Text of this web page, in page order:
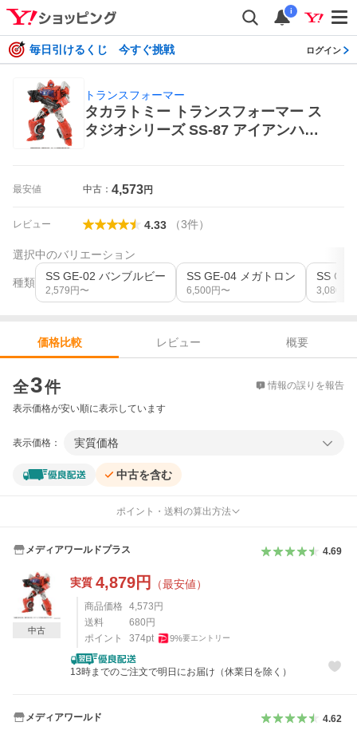
i
毎日引けるくじ 今すぐ挑戦 ログイン
トランスフォーマー
タカラトミー トランスフォーマー ス
タジオシリーズ SS-87 アイアンハイ
最安値 中古： 4,573円
レビュー 4.33 （3件）
選択中のバリエーション
種類 SS GE-02 バンブルビー
2,579 円〜
SS GE-04 メガトロン
6,500 円〜 3,080
価格比較 レビュー
概要
全3件 情報の誤りを報告
表示価格が安い順に表示しています
表示価格： 実質価格
中古を含む
ポイント・送料の算出方法
メディアワールドプラス 4.69
実質 4,879円 （最安値）
商品価格 4,573 円
送料
680 円
ポイント
374pt 9%要エントリー
13時までのご注文で明日にお届け（休業日を除く）
中古
メディアワールド 4.62